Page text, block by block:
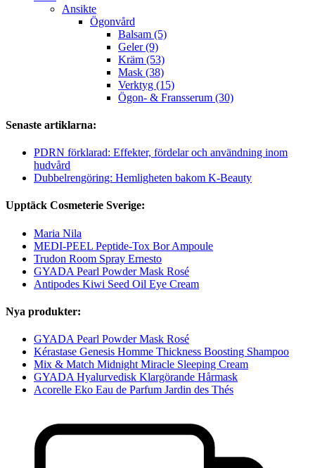
Ansikte
Ögonvård
Balsam (5)
Geler (9)
Kräm (53)
Mask (38)
Verktyg (15)
Ögon- & Fransserum (30)
Senaste artiklarna:
PDRN förklarad: Effekter, fördelar och användning inom
hudvård
Dubbelrengöring: Hemligheten bakom K-Beauty
Upptäck Cosmeterie Sverige:
Maria Nila
MEDI-PEEL Peptide-Tox Bor Ampoule
Trudon Room Spray Ernesto
GYADA Pearl Powder Mask Rosé
Antipodes Kiwi Seed Oil Eye Cream
Nya produkter:
GYADA Pearl Powder Mask Rosé
Kérastase Genesis Homme Thickness Boosting Shampoo
Mix & Match Midnight Miracle Sleeping Cream
GYADA Hyalurvedisk Klargörande Hårmask
Acorelle Eko Eau de Parfum Jardin des Thés